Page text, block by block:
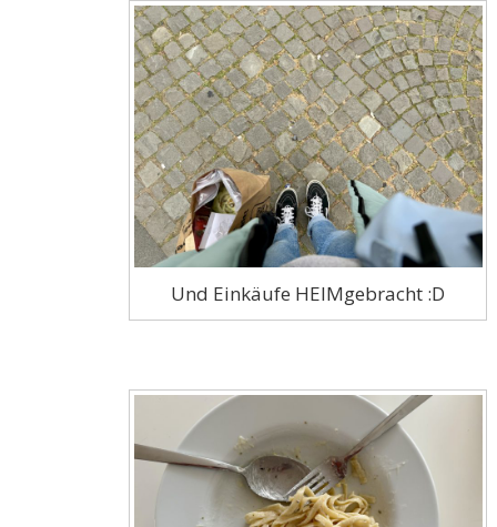
Und Einkäufe HEIMgebracht :D